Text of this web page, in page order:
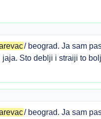
/ beograd. Ja sam
Sto deblji i straiji to
/ beograd. Ja sam